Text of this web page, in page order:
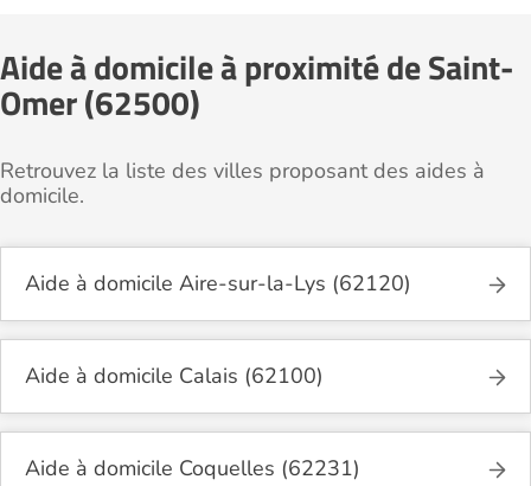
Aide à domicile à proximité de Saint-
Omer (62500)
Retrouvez la liste des villes proposant des aides à
domicile.
Aide à domicile Aire-sur-la-Lys (62120)
Aide à domicile Calais (62100)
Aide à domicile Coquelles (62231)